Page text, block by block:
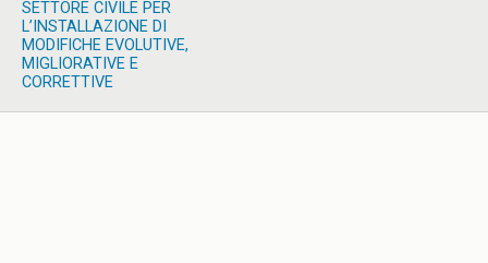
SETTORE CIVILE PER
L’INSTALLAZIONE DI
MODIFICHE EVOLUTIVE,
MIGLIORATIVE E
CORRETTIVE